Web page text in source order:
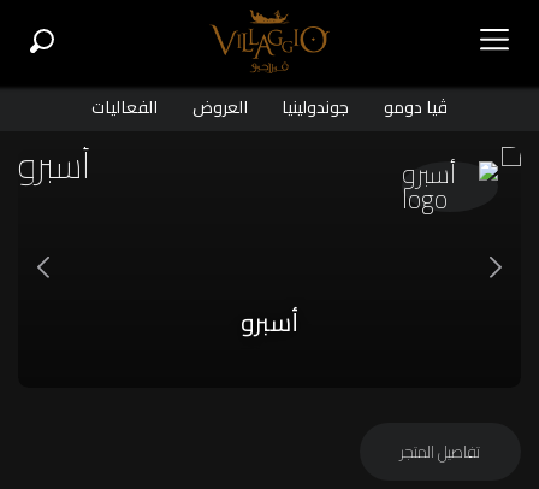
ڤيا دومو جوندولينيا العروض الفعاليات
أسبرو
تفاصيل المتجر